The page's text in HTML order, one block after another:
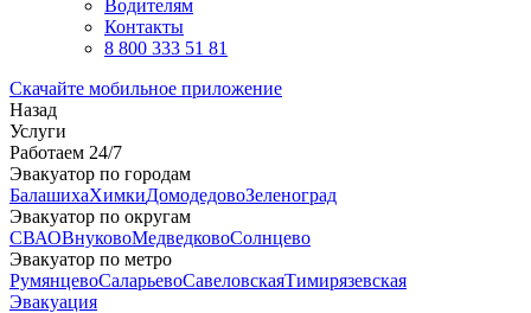
Водителям
Контакты
8 800 333 51 81
Скачайте мобильное приложение
Назад
Услуги
Работаем 24/7
Эвакуатор по городам
БалашихаХимкиДомодедовоЗеленоград
Эвакуатор по округам
СВАОВнуковоМедведковоСолнцево
Эвакуатор по метро
РумянцевоСаларьевоСавеловскаяТимирязевская
Эвакуация